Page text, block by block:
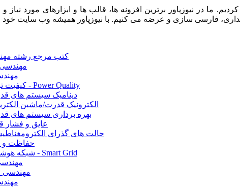
در نیوزپاور برترین افزونه ها، قالب ها و ابزارهای مورد نیاز
کتب مرجع رشته
کیفیت توان - Power Quality
دینامیک سیستم های
الکترونیک قدرت/ماشین
بهره برداری سیستم های
عایق و فشار
حالت های گذرای
حفاظت و
شبکه هوشمند - Smart Grid
مهندسی